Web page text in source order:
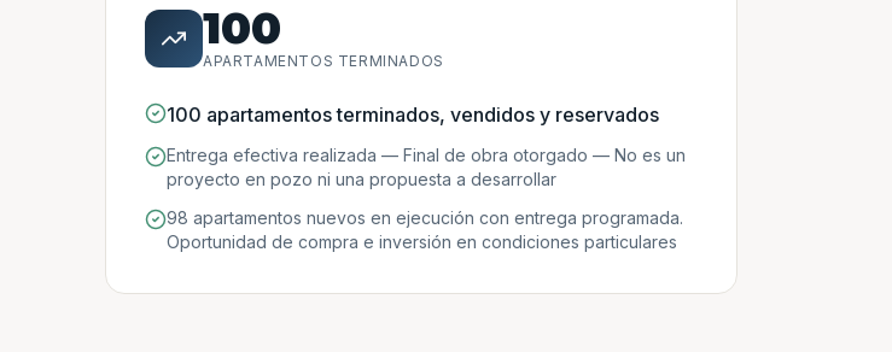
100
APARTAMENTOS TERMINADOS
100 apartamentos terminados, vendidos y reservados
Entrega efectiva realizada — Final de obra otorgado — No es un
proyecto en pozo ni una propuesta a desarrollar
98 apartamentos nuevos en ejecución con entrega programada.
Oportunidad de compra e inversión en condiciones particulares